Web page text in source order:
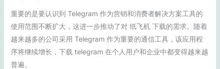
重要的是要认识到 Telegram 作为营销和消费者解决方案工具的
使用范围不断扩大，这进一步推动了对 纸飞机 下载的需求。随着
越来越多的公司采用 Telegram 作为重要的通信工具，该应用程
序将继续增长，下载 telegram 在个人用户和企业中都变得越来越
普遍。